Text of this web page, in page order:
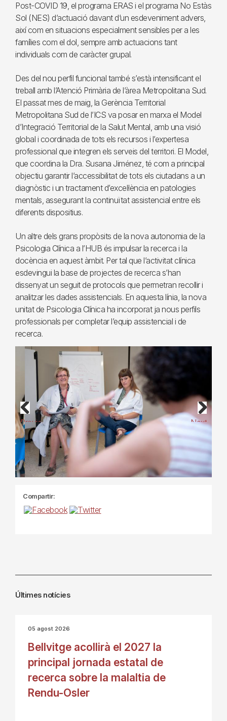
Post-COVID 19, el programa ERAS i el programa No Estàs
Sol (NES) d’actuació davant d’un esdeveniment advers,
així com en situacions especialment sensibles per a les
famílies com el dol, sempre amb actuacions tant
individuals com de caràcter grupal.
Des del nou perfil funcional també s’està intensificant el
treball amb l’Atenció Primària de l’àrea Metropolitana Sud.
El passat mes de maig, la Gerència Territorial
Metropolitana Sud de l’ICS va posar en marxa el Model
d’Integració Territorial de la Salut Mental, amb una visió
global i coordinada de tots els recursos i l’expertesa
professional que integren els serveis del territori. El Model,
que coordina la Dra. Susana Jiménez, té com a principal
objectiu garantir l’accessibilitat de tots els ciutadans a un
diagnòstic i un tractament d’excel·lència en patologies
mentals, assegurant la continuïtat assistencial entre els
diferents dispositius.
Un altre dels grans propòsits de la nova autonomia de la
Psicologia Clínica a l’HUB és impulsar la recerca i la
docència en aquest àmbit. Per tal que l’activitat clínica
esdevingui la base de projectes de recerca s’han
dissenyat un seguit de protocols que permetran recollir i
analitzar les dades assistencials. En aquesta línia, la nova
unitat de Psicologia Clínica ha incorporat ja nous perfils
professionals per completar l’equip assistencial i de
recerca.
Previous Next
Compartir:
Últimes notícies
05 agost 2026
Bellvitge acollirà el 2027 la
principal jornada estatal de
recerca sobre la malaltia de
Rendu-Osler